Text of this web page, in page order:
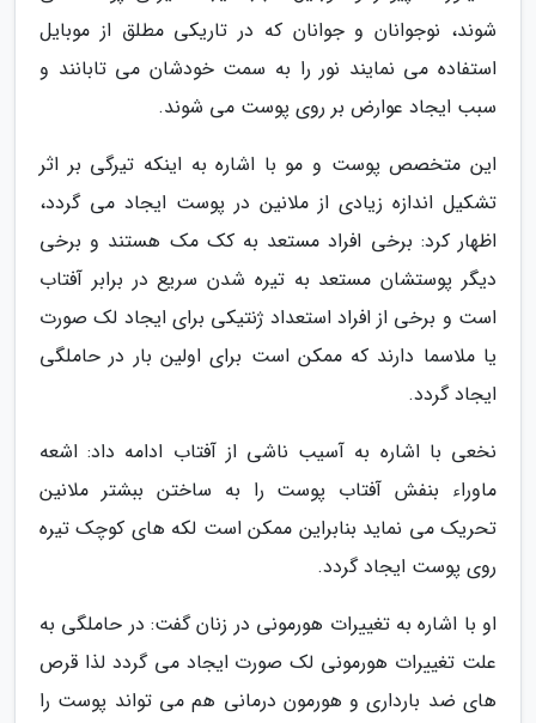
شوند، نوجوانان و جوانان که در تاریکی مطلق از موبایل
استفاده می نمایند نور را به سمت خودشان می تابانند و
سبب ایجاد عوارض بر روی پوست می شوند.
این متخصص پوست و مو با اشاره به اینکه تیرگی بر اثر
تشکیل اندازه زیادی از ملانین در پوست ایجاد می گردد،
اظهار کرد: برخی افراد مستعد به کک مک هستند و برخی
دیگر پوستشان مستعد به تیره شدن سریع در برابر آفتاب
است و برخی از افراد استعداد ژنتیکی برای ایجاد لک صورت
یا ملاسما دارند که ممکن است برای اولین بار در حاملگی
ایجاد گردد.
نخعی با اشاره به آسیب ناشی از آفتاب ادامه داد: اشعه
ماوراء بنفش آفتاب پوست را به ساختن ببشتر ملانین
تحریک می نماید بنابراین ممکن است لکه های کوچک تیره
روی پوست ایجاد گردد.
او با اشاره به تغییرات هورمونی در زنان گفت: در حاملگی به
علت تغییرات هورمونی لک صورت ایجاد می گردد لذا قرص
های ضد بارداری و هورمون درمانی هم می تواند پوست را